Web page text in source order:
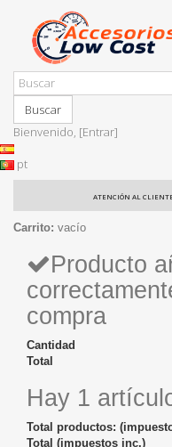
Buscar
Bienvenido, [Entrar]
pt
ATENCIÓN AL
Carrito: vacío
Producto
compra
Cantidad
Total
Hay 1
Total productos:
Total (impuestos inc.)